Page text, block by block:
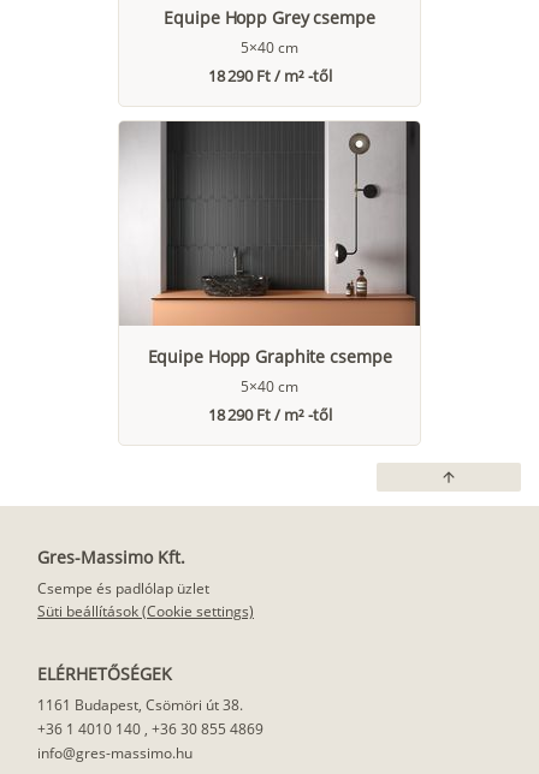
Equipe Hopp Grey csempe
5×40 cm
18 290 Ft / m² -től
Equipe Hopp Graphite csempe
5×40 cm
18 290 Ft / m² -től
arrow_upward
Gres-Massimo Kft.
Csempe és padlólap üzlet
Süti beállítások (Cookie settings)
ELÉRHETŐSÉGEK
1161 Budapest, Csömöri út 38.
+36 1 4010 140 , +36 30 855 4869
info@gres-massimo.hu